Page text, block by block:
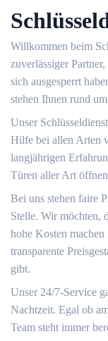
Willkommen beim
zuverlässiger
sich ausgesperrt
stehen Ihnen rund
Unser
Hilfe bei allen Arten
langjährigen
Türen aller Art
Bei uns stehen faire
Stelle.​ Wir möchten,
hohe Kosten
transparente
gibt.​
Unser 24/7-Service
Nachtzeit. Egal ob
Team steht immer